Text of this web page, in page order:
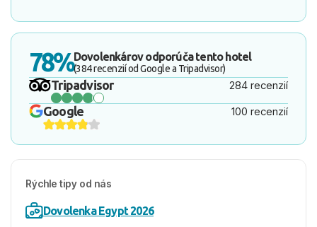
78%Dovolenkárov odporúča tento hotel
(384 recenzií od Google a Tripadvisor)
Tripadvisor 284 recenzií
Google 100 recenzií
Rýchle tipy od nás
Dovolenka Egypt 2026